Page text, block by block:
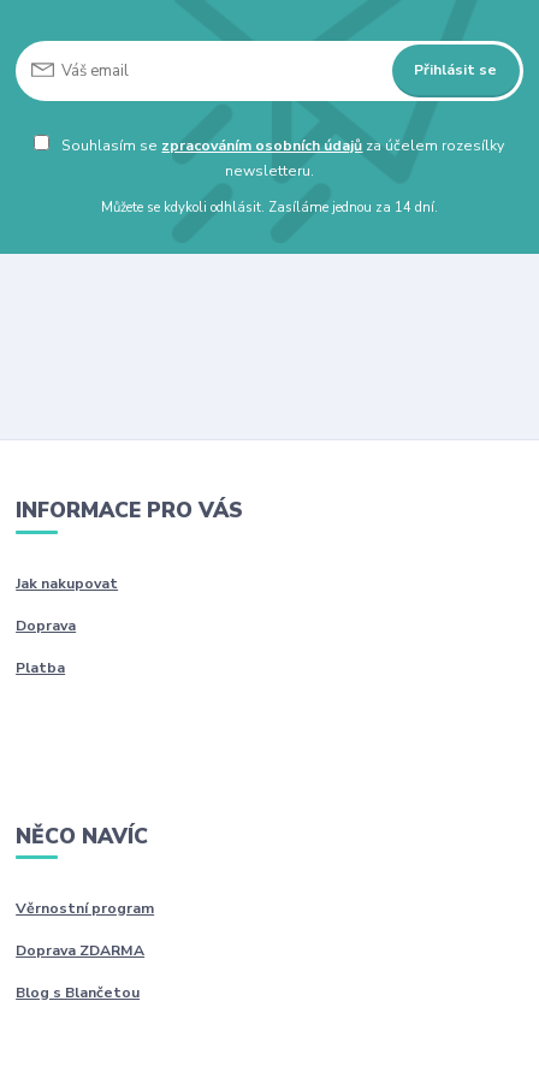
Přihlásit se
Souhlasím se zpracováním osobních údajů za účelem rozesílky
newsletteru.
Můžete se kdykoli odhlásit. Zasíláme jednou za 14 dní.
INFORMACE PRO VÁS
Jak nakupovat
Doprava
Platba
NĚCO NAVÍC
Věrnostní program
Doprava ZDARMA
Blog s Blančetou